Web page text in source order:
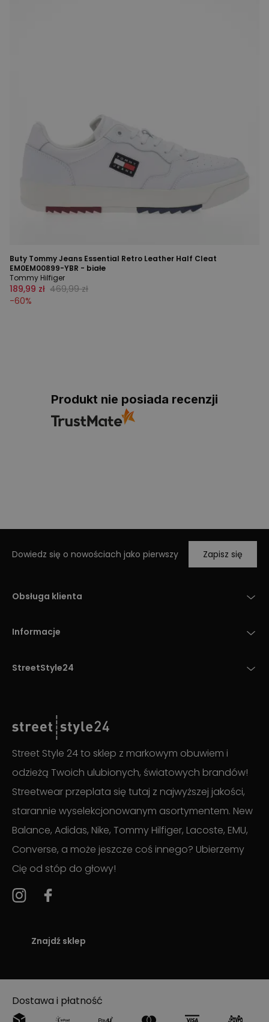
Buty Tommy Jeans Essential Retro Leather Half Cleat
EM0EM00899-YBR - białe
Tommy Hilfiger
189,99 zł 469,99 zł
-60%
Produkt nie posiada recenzji
Dowiedz się o nowościach jako pierwszy Zapisz się
Obsługa klienta
Informacje
StreetStyle24
Street Style 24 to sklep z markowym obuwiem i
odzieżą Twoich ulubionych, światowych brandów!
Streetwear przeplata się tutaj z najwyższej jakości,
starannie wyselekcjonowanym asortymentem. New
Balance, Adidas, Nike, Tommy Hilfiger, Lacoste, EMU,
Converse, a może jeszcze coś innego? Ubierzemy
Cię od stóp do głowy!
Znajdź sklep
Dostawa i płatność